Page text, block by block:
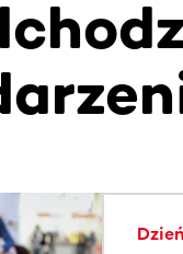
treści